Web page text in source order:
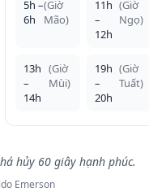
5h –
6h
(Giờ
Mão)
11h
–
12h
(Giờ
Ngọ)
13h
–
14h
(Giờ
Mùi)
19h
–
20h
(Giờ
Tuất)
hủy 60 giây hạnh phúc.
Emerson